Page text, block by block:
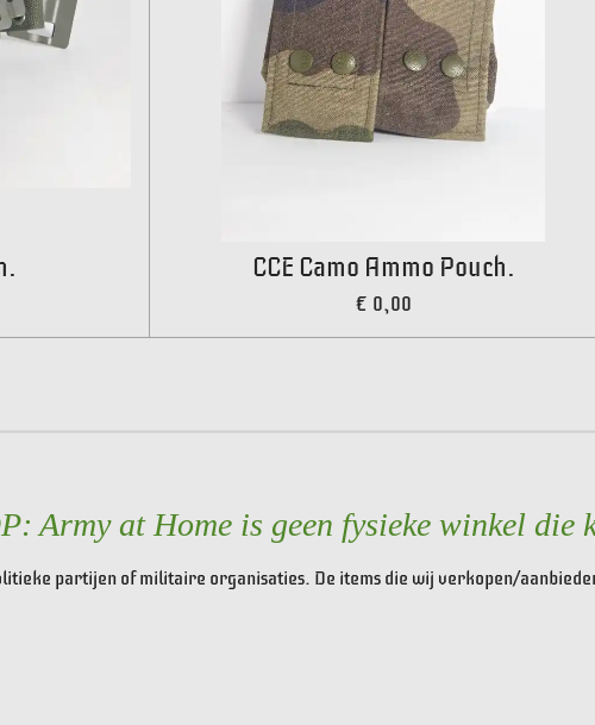
CCE Camo Ammo Pouch.
€ 0,00
Army at Home is geen fysieke winkel die
partijen of militaire organisaties. De items die wij verkopen/